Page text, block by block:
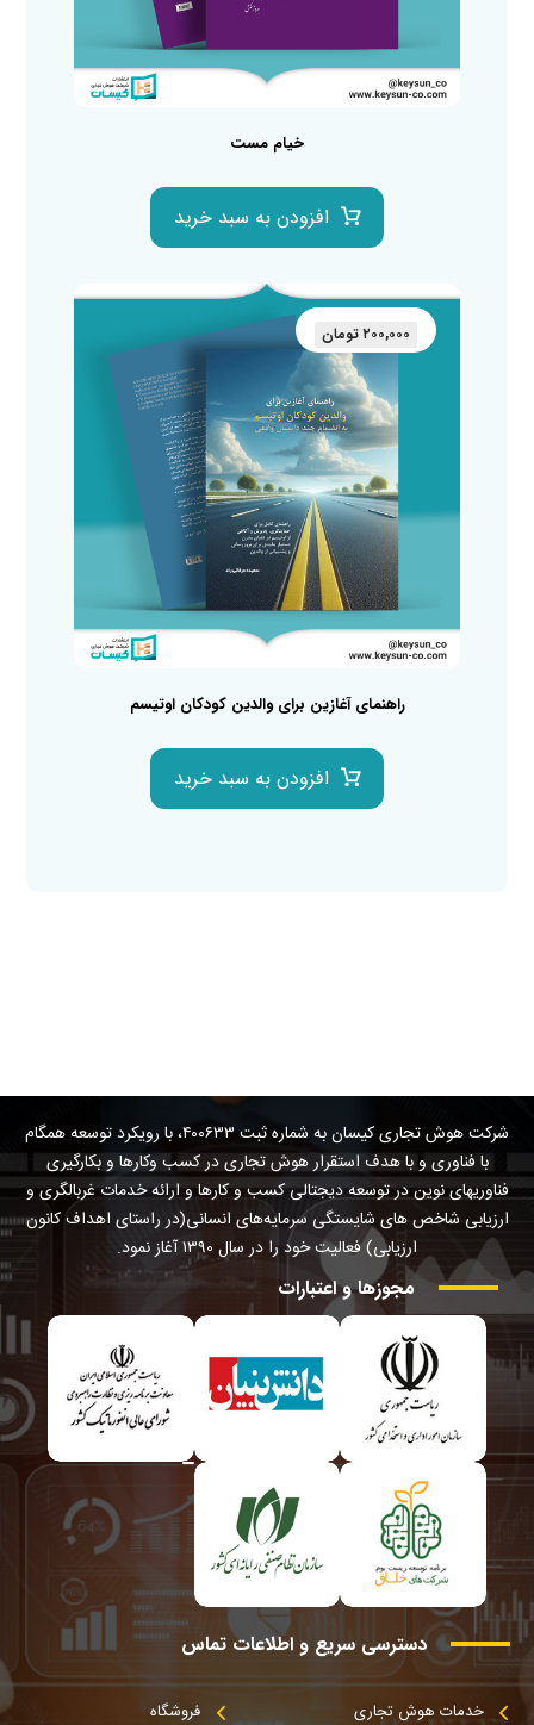
خیام مست
افزودن به سبد خرید
راهنمای آغازین برای والدین کودکان اوتیسم
۲۰۰,۰۰۰ تومان
افزودن به سبد خرید
شرکت هوش تجاری کیسان به شماره ثبت ۴۰۰۶۳۳، با رویکرد توسعه همگام
با فناوری و با هدف استقرار هوش تجاری در کسب وکارها و بکارگیری
فناوریهای نوین در توسعه دیجتالی کسب و کارها و ارائه خدمات غربالگری و
ارزیابی شاخص های شایستگی سرمایه‌های انسانی(در راستای اهداف کانون
ارزیابی) فعالیت خود را در سال ۱۳۹۰ آغاز نمود.
مجوزها و اعتبارات
دسترسی سریع و اطلاعات تماس
خدمات هوش تجاری
فروشگاه